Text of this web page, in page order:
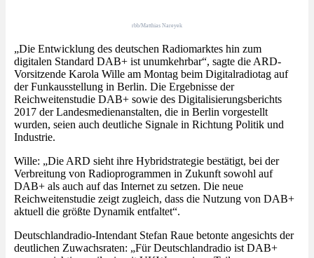
rbb/Matthias Nareyek
„Die Entwicklung des deutschen Radiomarktes hin zum
digitalen Standard DAB+ ist unumkehrbar“, sagte die ARD-
Vorsitzende Karola Wille am Montag beim Digitalradiotag auf
der Funkausstellung in Berlin. Die Ergebnisse der
Reichweitenstudie DAB+ sowie des Digitalisierungsberichts
2017 der Landesmedienanstalten, die in Berlin vorgestellt
wurden, seien auch deutliche Signale in Richtung Politik und
Industrie.
Wille: „Die ARD sieht ihre Hybridstrategie bestätigt, bei der
Verbreitung von Radioprogrammen in Zukunft sowohl auf
DAB+ als auch auf das Internet zu setzen. Die neue
Reichweitenstudie zeigt zugleich, dass die Nutzung von DAB+
aktuell die größte Dynamik entfaltet“.
Deutschlandradio-Intendant Stefan Raue betonte angesichts der
deutlichen Zuwachsraten: „Für Deutschlandradio ist DAB+